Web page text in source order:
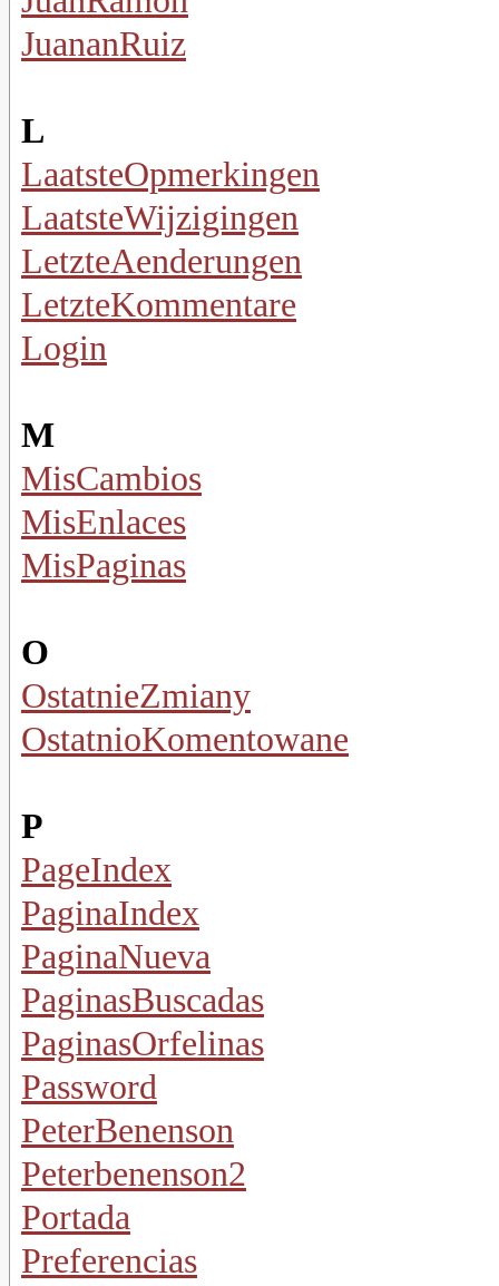
JuananRuiz
L
LaatsteOpmerkingen
LaatsteWijzigingen
LetzteAenderungen
LetzteKommentare
Login
M
MisCambios
MisEnlaces
MisPaginas
O
OstatnieZmiany
OstatnioKomentowane
P
PageIndex
PaginaIndex
PaginaNueva
PaginasBuscadas
PaginasOrfelinas
Password
PeterBenenson
Peterbenenson2
Portada
Preferencias